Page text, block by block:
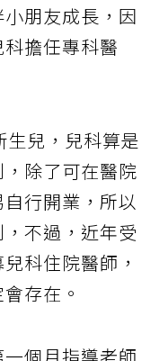
朋友成長，因
擔任專科醫
兒，兒科算是
，除了可在醫院
行開業，所以
不過，近年受
科住院醫師，
存在。